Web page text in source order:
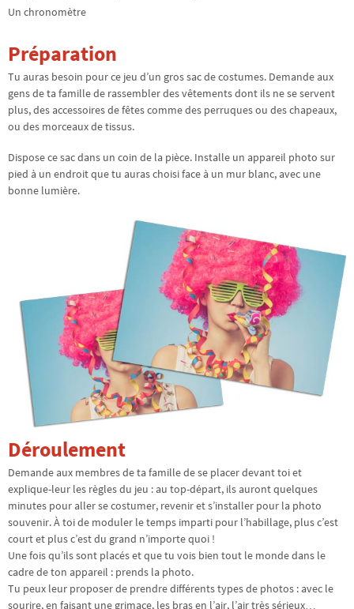
Un chronomètre
Préparation
Tu auras besoin pour ce jeu d’un gros sac de costumes. Demande aux
gens de ta famille de rassembler des vêtements dont ils ne se servent
plus, des accessoires de fêtes comme des perruques ou des chapeaux,
ou des morceaux de tissus.
Dispose ce sac dans un coin de la pièce. Installe un appareil photo sur
pied à un endroit que tu auras choisi face à un mur blanc, avec une
bonne lumière.
Déroulement
Demande aux membres de ta famille de se placer devant toi et
explique-leur les règles du jeu : au top-départ, ils auront quelques
minutes pour aller se costumer, revenir et s’installer pour la photo
souvenir. À toi de moduler le temps imparti pour l’habillage, plus c’est
court et plus c’est du grand n’importe quoi !
Une fois qu’ils sont placés et que tu vois bien tout le monde dans le
cadre de ton appareil : prends la photo.
Tu peux leur proposer de prendre différents types de photos : avec le
sourire, en faisant une grimace, les bras en l’air, l’air très sérieux…